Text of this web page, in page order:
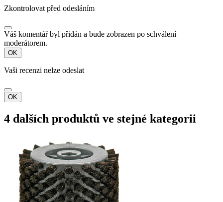
Zkontrolovat před odesláním
Váš komentář byl přidán a bude zobrazen po schválení
moderátorem.
OK
Vaši recenzi nelze odeslat
OK
4 dalších produktů ve stejné kategorii